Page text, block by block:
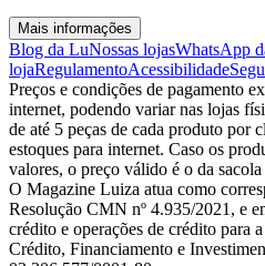
Mais informações
Blog da LuNossas lojasWhatsApp
lojaRegulamentoAcessibilidade
Preços e condições de pagamento
internet, podendo variar nas lojas
de até 5 peças de cada produto por
estoques para internet. Caso os
valores, o preço válido é o da sacola
O Magazine Luiza atua como
Resolução CMN nº 4.935/2021, e
crédito e operações de crédito para
Crédito, Financiamento e